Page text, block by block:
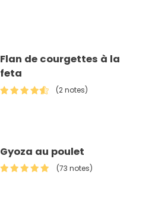
Flan de courgettes à la
feta
(2 notes)
Gyoza au poulet
(73 notes)